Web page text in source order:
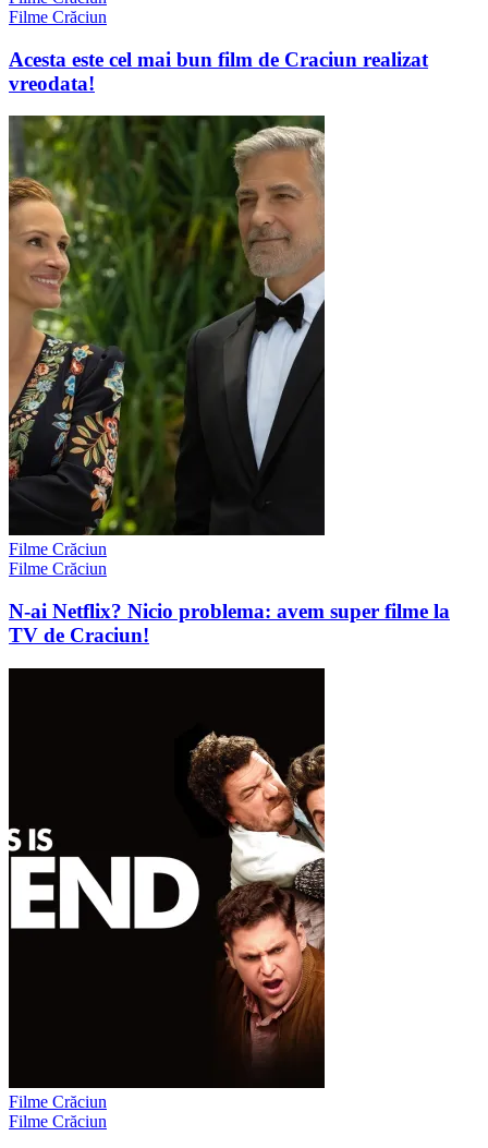
Filme Crăciun
Acesta este cel mai bun film de Craciun realizat
vreodata!
Filme Crăciun
Filme Crăciun
N-ai Netflix? Nicio problema: avem super filme la
TV de Craciun!
Filme Crăciun
Filme Crăciun